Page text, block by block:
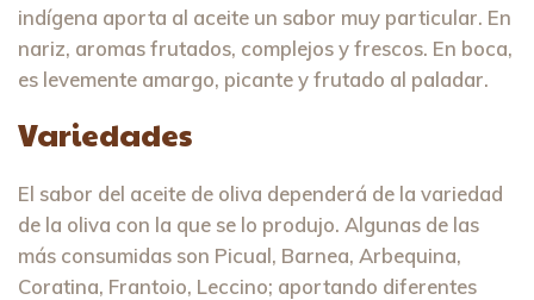
indígena aporta al aceite un sabor muy particular. En
nariz, aromas frutados, complejos y frescos. En boca,
es levemente amargo, picante y frutado al paladar.
Variedades
El sabor del aceite de oliva dependerá de la variedad
de la oliva con la que se lo produjo. Algunas de las
más consumidas son Picual, Barnea, Arbequina,
Coratina, Frantoio, Leccino; aportando diferentes